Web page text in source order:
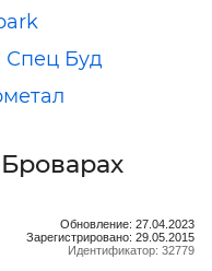
Спец Буд
Обновление: 27.04.2023
Зарегистрировано: 29.05.2015
Идентификатор: 32779